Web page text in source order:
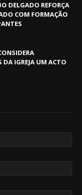
DELGADO REFORÇA
COM FORMAÇÃO
DA IGREJA UM ACTO